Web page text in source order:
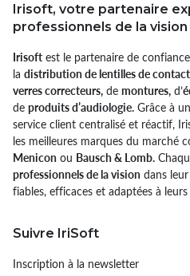
Irisoft, votre partenaire
professionnels de la vision
Irisoft est le partenaire de
la distribution de lentilles de
verres correcteurs, de montures, d’
de produits d’audiologie. Grâce à
service client centralisé et réactif,
les meilleures marques du marché
Menicon ou Bausch & Lomb.
professionnels de la vision dans
fiables, efficaces et adaptées à
Suivre IriSoft
Inscription à la newsletter